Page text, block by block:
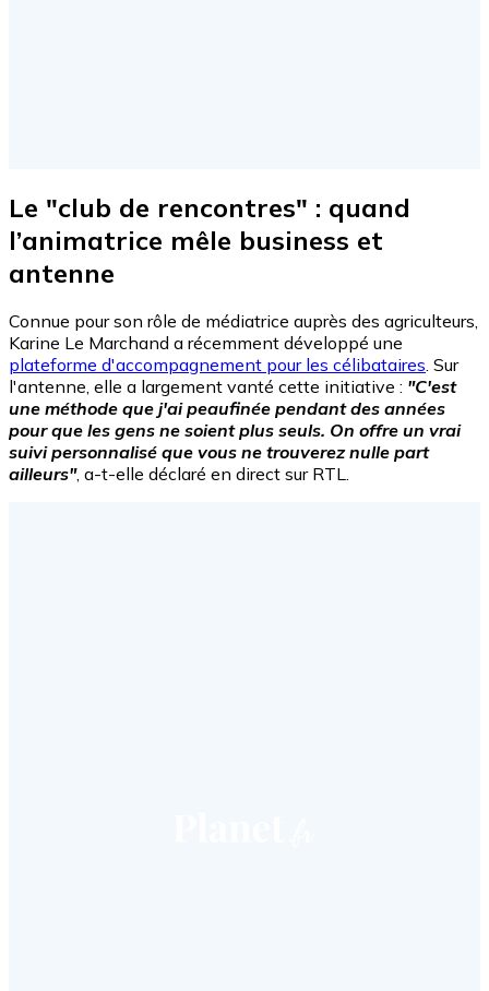
Le "club de rencontres" : quand
l’animatrice mêle business et
antenne
Connue pour son rôle de médiatrice auprès des agriculteurs,
Karine Le Marchand a récemment développé une
plateforme d'accompagnement pour les célibataires. Sur
l'antenne, elle a largement vanté cette initiative : "C'est
une méthode que j'ai peaufinée pendant des années
pour que les gens ne soient plus seuls. On offre un vrai
suivi personnalisé que vous ne trouverez nulle part
ailleurs", a-t-elle déclaré en direct sur RTL.